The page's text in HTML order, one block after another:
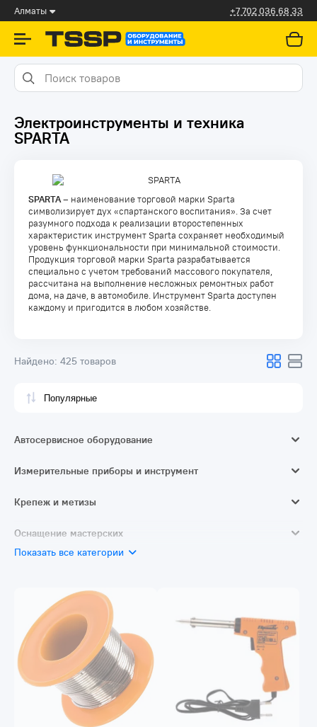
Алматы +7 702 036 68 33
Электроинструменты и техника
SPARTA
SPARTA– наименование торговой марки Sparta
символизирует дух «спартанского воспитания». За счет
разумного подхода к реализации второстепенных
характеристик инструмент Sparta сохраняет необходимый
уровень функциональности при минимальной стоимости.
Продукция торговой марки Sparta разрабатывается
специально с учетом требований массового покупателя,
рассчитана на выполнение несложных ремонтных работ
дома, на даче, в автомобиле. Инструмент Sparta доступен
каждому и пригодится в любом хозяйстве.
Найдено: 425 товаров
Автосервисное оборудование
Автотовары
Специальный инструмент
Измерительные приборы и инструмент
Крепеж и метизы
Монтажные ленты
Оснащение мастерских
Верстаки
Показать все категории